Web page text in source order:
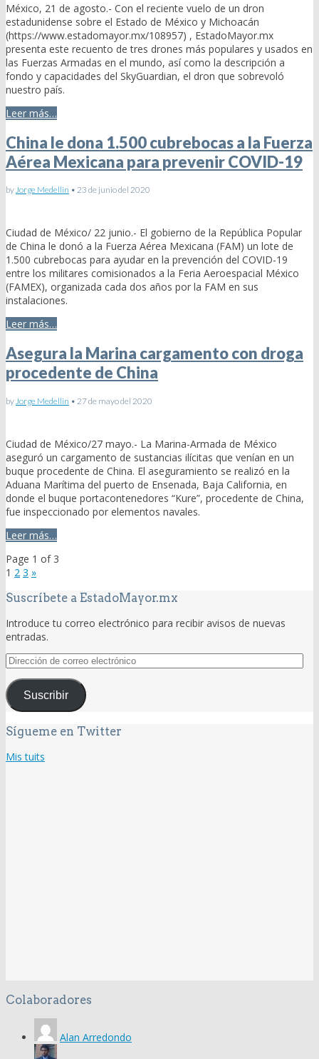
México, 21 de agosto.- Con el reciente vuelo de un dron
estadunidense sobre el Estado de México y Michoacán
(https://www.estadomayor.mx/108957) , EstadoMayor.mx
presenta este recuento de tres drones más populares y usados en
las Fuerzas Armadas en el mundo, así como la descripción a
fondo y capacidades del SkyGuardian, el dron que sobrevoló
nuestro país.
Leer más…
China le dona 1.500 cubrebocas a la Fuerza
Aérea Mexicana para prevenir COVID-19
byJorge Medellin • 23 de junio del 2020
Ciudad de México/ 22 junio.- El gobierno de la República Popular
de China le donó a la Fuerza Aérea Mexicana (FAM) un lote de
1.500 cubrebocas para ayudar en la prevención del COVID-19
entre los militares comisionados a la Feria Aeroespacial México
(FAMEX), organizada cada dos años por la FAM en sus
instalaciones.
Leer más…
Asegura la Marina cargamento con droga
procedente de China
by Jorge Medellin • 27 de mayo del 2020
Ciudad de México/27 mayo.- La Marina-Armada de México
aseguró un cargamento de sustancias ilícitas que venían en un
buque procedente de China. El aseguramiento se realizó en la
Aduana Marítima del puerto de Ensenada, Baja California, en
donde el buque portacontenedores “Kure”, procedente de China,
fue inspeccionado por elementos navales.
Leer más…
Page 1 of 3
1 2 3 »
Suscríbete a EstadoMayor.mx
Introduce tu correo electrónico para recibir avisos de nuevas
entradas.
Dirección
correo
electrónico
Suscribir
Sígueme en Twitter
Mis tuits
Colaboradores
Alan Arredondo